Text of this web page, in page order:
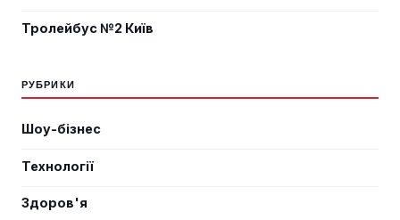
Тролейбус №2 Київ
РУБРИКИ
Шоу-бізнес
Технології
Здоров'я